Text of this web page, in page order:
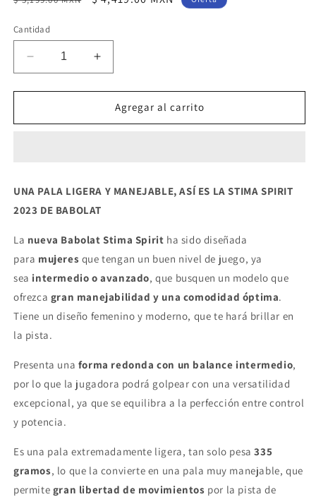
Cantidad
Reducir
cantidad
para
Babolat
Aumentar
cantidad
para
Pala
Babolat
Agregar al carrito
UNA PALA LIGERA Y MANEJABLE, ASÍ ES LA STIMA SPIRIT
2023 DE BABOLAT
La nueva Babolat Stima Spirit ha sido diseñada
para mujeres que tengan un buen nivel de juego, ya
sea intermedio o avanzado, que busquen un modelo que
ofrezca gran manejabilidad y una comodidad óptima.
Tiene un diseño femenino y moderno, que te hará brillar en
la pista.
Presenta una forma redonda con un balance intermedio,
por lo que la jugadora podrá golpear con una versatilidad
excepcional, ya que se equilibra a la perfección entre control
y potencia.
Es una pala extremadamente ligera, tan solo pesa335
gramos, lo que la convierte en una pala muy manejable, que
permite gran libertad de movimientos por la pista de